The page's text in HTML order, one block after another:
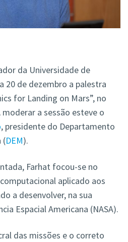
da Universidade de
20 de dezembro a palestra
for Landing on Mars”, no
a sessão esteve o
, presidente do Departamento
(DEM).
Farhat focou-se no
aplicado aos
a desenvolver, na sua
Espacial Americana (NASA).
das missões e o correto